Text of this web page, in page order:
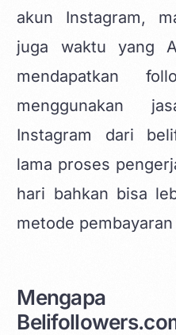
akun Instagram,
juga waktu yang
mendapatkan
menggunakan
Instagram dari
lama proses
hari bahkan bisa
metode